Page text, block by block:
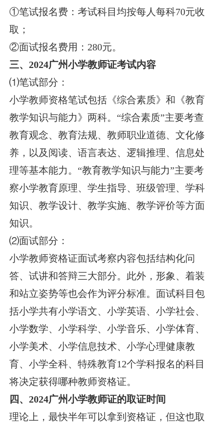
①笔试报名费：考试科目均按每人每科70元收
取；
②面试报名费用：280元。
三、2024广州小学教师证考试内容
⑴笔试部分：
小学教师资格笔试包括《综合素质》和《教育
教学知识与能力》两科。“综合素质”主要考查
教育观念、教育法规、教师职业道德、文化修
养，以及阅读、语言表达、逻辑推理、信息处
理等基本能力。“教育教学知识与能力”主要考
察小学教育原理、学生指导、班级管理、学科
知识、教学设计、教学实施、教学评价等方面
知识。
⑵面试部分：
小学教师资格证面试考察内容包括结构化问
答、试讲和答辩三大部分。此外，形象、着装
和站立姿势等也会作为评分标准。面试科目包
括小学共有小学语文、小学英语、小学社会、
小学数学、小学科学、小学音乐、小学体育、
小学美术、小学信息技术、小学心理健康教
育、小学全科、特殊教育12个学科报名的科目
将决定获得哪种教师资格证。
四、2024广州小学教师证的取证时间
理论上，最快半年可以拿到资格证，但这也取